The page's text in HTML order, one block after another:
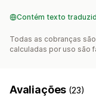
Contém texto
Todas as cobranças
calculadas por uso são
Avaliações (23)